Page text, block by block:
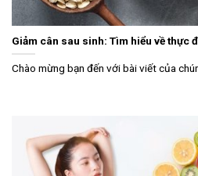
Giảm cân sau sinh: Tìm hiểu về thực
Chào mừng bạn đến với bài viết của